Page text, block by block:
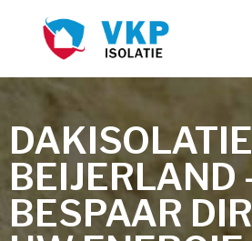
BEIJERLAND
BESPAAR